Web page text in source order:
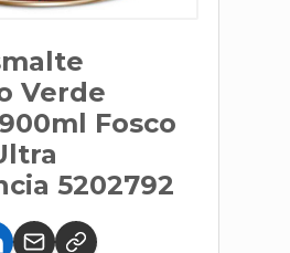
Verde
Fosco
5202792